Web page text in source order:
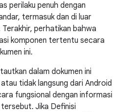
perilaku penuh dengan
termasuk dan di luar
perhatikan bahwa
komponen tertentu secara
ini.
dalam dokumen ini
tidak langsung dari Android
fungsional dengan informasi
Jika Definisi